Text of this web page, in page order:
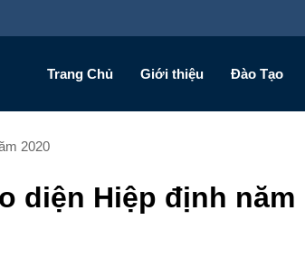
Trang Chủ Giới thiệu Đào Tạo
2020
diện Hiệp định năm